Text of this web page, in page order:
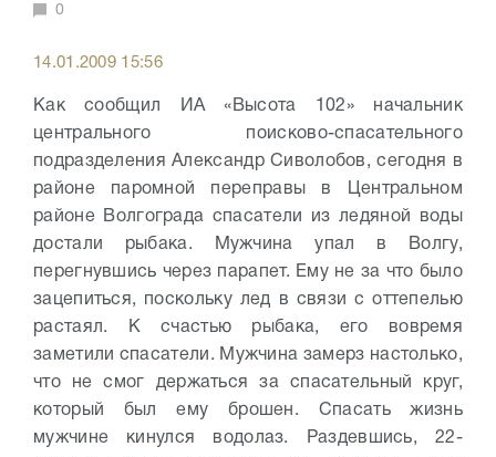
0
14.01.2009 15:56
Как сообщил ИА «Высота 102» начальник
центрального поисково-спасательного
подразделения Александр Сиволобов, сегодня в
районе паромной переправы в Центральном
районе Волгограда спасатели из ледяной воды
достали рыбака. Мужчина упал в Волгу,
перегнувшись через парапет. Ему не за что было
зацепиться, поскольку лед в связи с оттепелью
растаял.
К счастью рыбака, его вовремя
заметили спасатели. Мужчина замерз настолько,
что не смог держаться за спасательный круг,
который был ему брошен. Спасать жизнь
мужчине кинулся водолаз. Раздевшись, 22-